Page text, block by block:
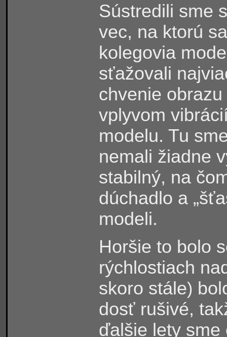
Sústredili sme
vec, na ktorú sa
kolegovia
sťažovali
chvenie obrazu
vplyvom
modelu. Tu
nemali žiadne
stabilný, na
dúchadlo a
modeli.
Horšie to bolo
rýchlostiach
skoro stále)
dosť rušivé,
ďalšie lety sme